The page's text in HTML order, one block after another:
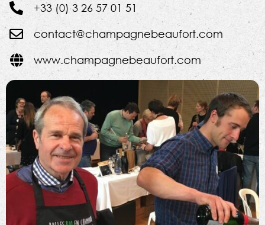
+33 (0) 3 26 57 01 51
contact@champagnebeaufort.com
www.champagnebeaufort.com